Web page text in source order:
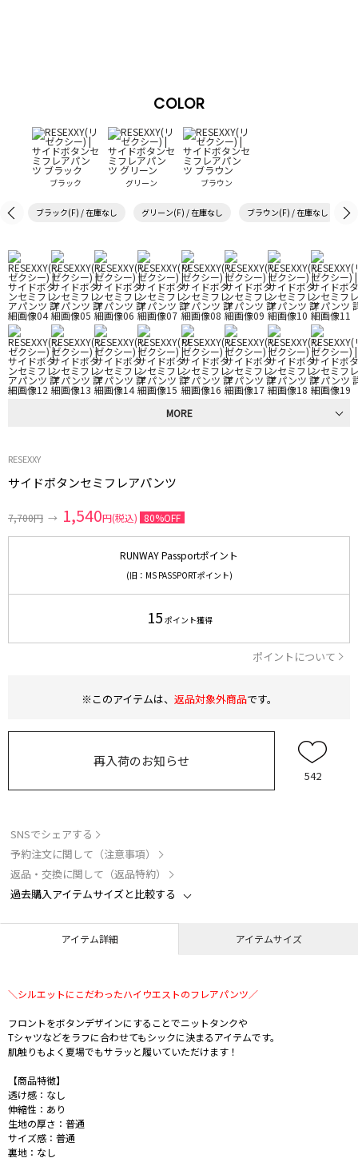
COLOR
ブラック グリーン ブラウン
ブラック(F) / 在庫なし グリーン(F) / 在庫なし ブラウン(F) / 在庫なし
MORE
RESEXXY
サイドボタンセミフレアパンツ
7,700円 → 1,540円(税込) 80%OFF
RUNWAY Passportポイント
(旧：MS PASSPORTポイント)
15 ポイント獲得
ポイントについて
※このアイテムは、 返品対象外商品です。
再入荷のお知らせ
542
SNSでシェアする
予約注文に関して（注意事項）
返品・交換に関して（返品特約）
過去購入アイテムサイズと比較する
アイテム詳細 アイテムサイズ
＼シルエットにこだわったハイウエストのフレアパンツ／
フロントをボタンデザインにすることでニットタンクや
Tシャツなどをラフに合わせてもシックに決まるアイテムです。
肌触りもよく夏場でもサラッと履いていただけます！
【商品特徴】
透け感：なし
伸縮性：あり
生地の厚さ：普通
サイズ感：普通
裏地：なし